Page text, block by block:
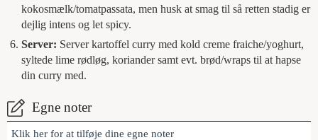
kokosmælk/tomatpassata, men husk at smag til så retten stadig er
dejlig intens og let spicy.
Server: Server kartoffel curry med kold creme fraiche/yoghurt,
syltede lime rødløg, koriander samt evt. brød/wraps til at hapse
din curry med.
Egne noter
Klik her for at tilføje dine egne noter